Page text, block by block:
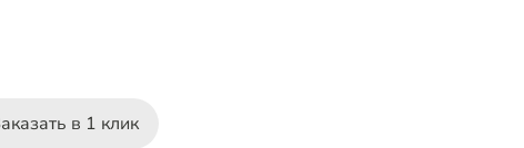
в 1 клик